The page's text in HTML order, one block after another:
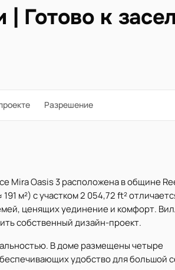
| Готово к
Разрешение
Mira Oasis 3 расположена в общине
м²) с участком 2 054,72 ft²
ценящих уединение и комфорт.
собственный дизайн-проект.
В доме размещены четыре
удобство для большой